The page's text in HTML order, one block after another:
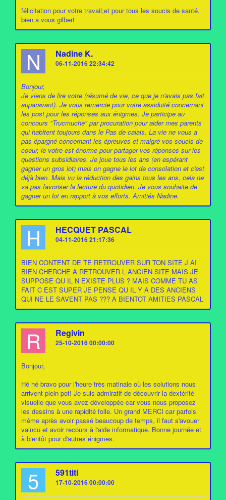
félicitation pour votre travail;et pour tous les soucis de santé.
bien a vous gilbert
N Nadine K.
06-11-2016 22:34:42
Bonjour,
Je viens de lire votre (résumé de vie, ce que je n'avais pas fait
auparavant). Je vous remercie pour votre assiduité concernant
les post pour les réponses aux énigmes. Je participe au
concours "Trucmuche" par procuration pour aider mes parents
qui habitent toujours dans le Pas de calais. La vie ne vous a
pas épargné concernant les épreuves et malgré vos soucis de
coeur, le votre est énorme pour partager vos réponses sur les
questions subsidiaires. Je joue tous les ans (en espérant
gagner un gros lot) mais on gagne le lot de consolation et c'est
déjà bien. Mais vu la réduction des gains tous les ans, cela ne
va pas favoriser la lecture du quotidien. Je vous souhaite de
gagner un lot en rapport à vos efforts. Amitiés Nadine.
H HECQUET PASCAL
04-11-2016 21:17:36
BIEN CONTENT DE TE RETROUVER SUR TON SITE J AI
BIEN CHERCHE A RETROUVER L ANCIEN SITE MAIS JE
SUPPOSE QU IL N EXISTE PLUS ? MAIS COMME TU AS
FAIT C EST SUPER JE PENSE QU IL Y A DES ANCIENS
QUI NE LE SAVENT PAS ??? A BIENTOT AMITIES PASCAL
R Regivin
25-10-2016 00:00:00
Bonjour,
Hé hé bravo pour l'heure très matinale où les solutions nous
arrivent plein pot! Je suis admiratif de découvrir la dextérité
visuelle que vous avez développée car vous nous proposez
les dessins à une rapidité folle. Un grand MERCI car parfois
même après avoir passé beaucoup de temps, il faut s'avouer
vaincu et avoir recours à l'aide informatique. Bonne journée et
à bientôt pour d'autres énigmes.
5 591titi
17-10-2016 00:00:00